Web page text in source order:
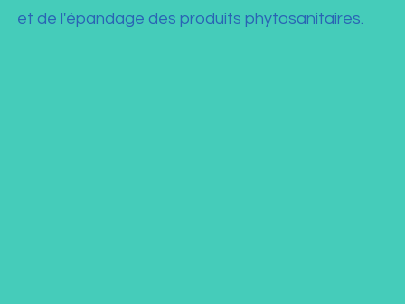
et de l'épandage des produits phytosanitaires.